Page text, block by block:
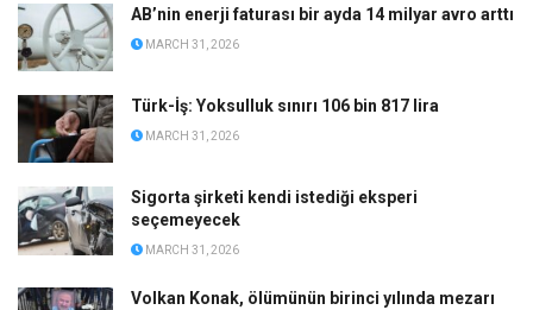
AB’nin enerji faturası bir ayda 14 milyar avro arttı
MARCH 31, 2026
Türk-İş: Yoksulluk sınırı 106 bin 817 lira
MARCH 31, 2026
Sigorta şirketi kendi istediği eksperi
seçemeyecek
MARCH 31, 2026
Volkan Konak, ölümünün birinci yılında mezarı